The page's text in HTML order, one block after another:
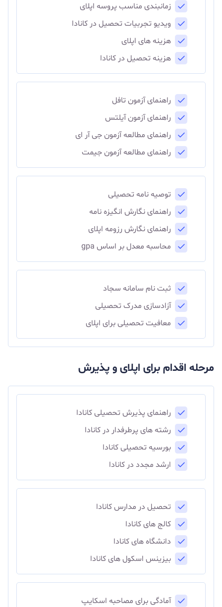
زمانبندی مناسب پروسه اپلای
ویدیو تجربیات تحصیل در کانادا
هزینه های اپلای
هزینه تحصیل در کانادا
راهنمای آزمون تافل
راهنمای آزمون آیلتس
راهنمای مطالعه آزمون جی آر ای
راهنمای مطالعه آزمون جیمت
توصیه نامه تحصیلی
راهنمای نگارش انگیزه نامه
راهنمای نگارش رزومه اپلای
محاسبه معدل بر اساس gpa
ثبت نام سامانه سجاد
آزادسازی مدرک تحصیلی
معافیت تحصیلی برای اپلای
مرحله اقدام برای اپلای و پذیرش
راهنمای پذیرش تحصیلی کانادا
رشته های پرطرفدار در کانادا
بورسیه تحصیلی کانادا
ارشد مجدد در کانادا
تحصیل در مدارس کانادا
کالج های کانادا
دانشگاه های کانادا
بیزینس اسکول های کانادا
آمادگی برای مصاحبه اسکایپ